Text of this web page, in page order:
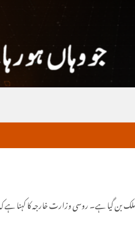
ملک بن گیا ہے۔ روسی وزارت خارجہ کا